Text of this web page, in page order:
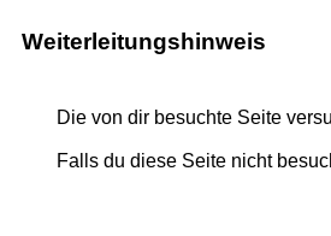
Weiterleitungshinweis
Die von dir besuchte Seite
Falls du diese Seite nicht